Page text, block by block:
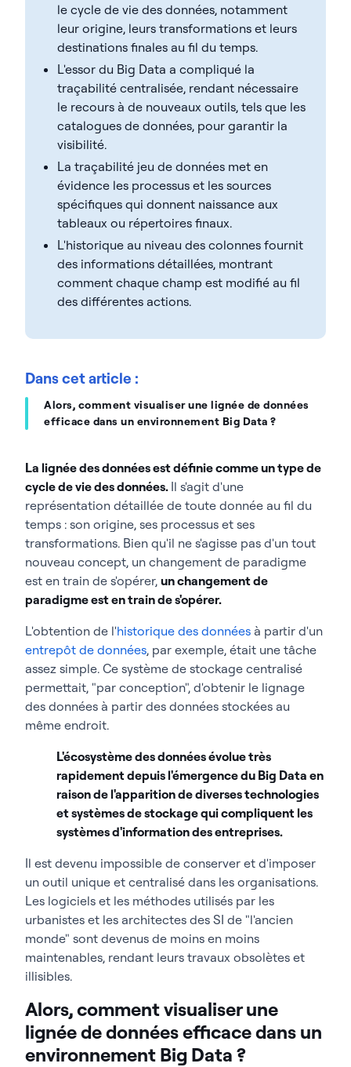
le cycle de vie des données, notamment
leur origine, leurs transformations et leurs
destinations finales au fil du temps.
L'essor du Big Data a compliqué la
traçabilité centralisée, rendant nécessaire
le recours à de nouveaux outils, tels que les
catalogues de données, pour garantir la
visibilité.
La traçabilité jeu de données met en
évidence les processus et les sources
spécifiques qui donnent naissance aux
tableaux ou répertoires finaux.
L'historique au niveau des colonnes fournit
des informations détaillées, montrant
comment chaque champ est modifié au fil
des différentes actions.
Dans cet article :
Alors, comment visualiser une lignée de données
efficace dans un environnement Big Data ?
La lignée des données est définie comme un type de
cycle de vie des données. Il s'agit d'une
représentation détaillée de toute donnée au fil du
temps : son origine, ses processus et ses
transformations. Bien qu'il ne s'agisse pas d'un tout
nouveau concept, un changement de paradigme
est en train de s'opérer, un changement de
paradigme est en train de s'opérer.
L'obtention de l'historique des données à partir d'un
entrepôt de données, par exemple, était une tâche
assez simple. Ce système de stockage centralisé
permettait, "par conception", d'obtenir le lignage
des données à partir des données stockées au
même endroit.
L'écosystème des données évolue très
rapidement depuis l'émergence du Big Data en
raison de l'apparition de diverses technologies
et systèmes de stockage qui compliquent les
systèmes d'information des entreprises.
Il est devenu impossible de conserver et d'imposer
un outil unique et centralisé dans les organisations.
Les logiciels et les méthodes utilisés par les
urbanistes et les architectes des SI de "l'ancien
monde" sont devenus de moins en moins
maintenables, rendant leurs travaux obsolètes et
illisibles.
Alors, comment visualiser une
lignée de données efficace dans un
environnement Big Data ?